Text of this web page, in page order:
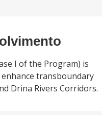
I of the Program) is
transboundary
Drina Rivers Corridors.